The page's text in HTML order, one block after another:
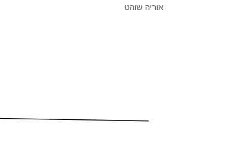
אוריה שוהט